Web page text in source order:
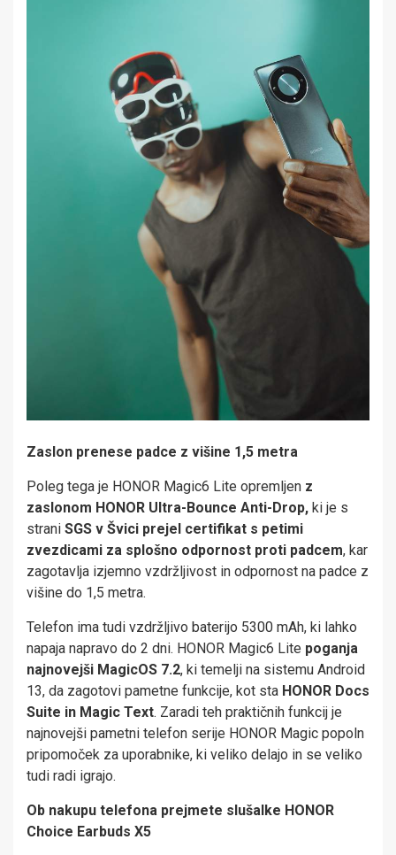
Zaslon prenese padce z višine 1,5 metra
Poleg tega je HONOR Magic6 Lite opremljen z
zaslonom HONOR Ultra-Bounce Anti-Drop, ki je s
strani SGS v Švici prejel certifikat s petimi
zvezdicami za splošno odpornost proti padcem, kar
zagotavlja izjemno vzdržljivost in odpornost na padce z
višine do 1,5 metra.
Telefon ima tudi vzdržljivo baterijo 5300 mAh, ki lahko
napaja napravo do 2 dni. HONOR Magic6 Lite poganja
najnovejši MagicOS 7.2, ki temelji na sistemu Android
13, da zagotovi pametne funkcije, kot sta HONOR Docs
Suite in Magic Text. Zaradi teh praktičnih funkcij je
najnovejši pametni telefon serije HONOR Magic popoln
pripomoček za uporabnike, ki veliko delajo in se veliko
tudi radi igrajo.
Ob nakupu telefona prejmete slušalke HONOR
Choice Earbuds X5